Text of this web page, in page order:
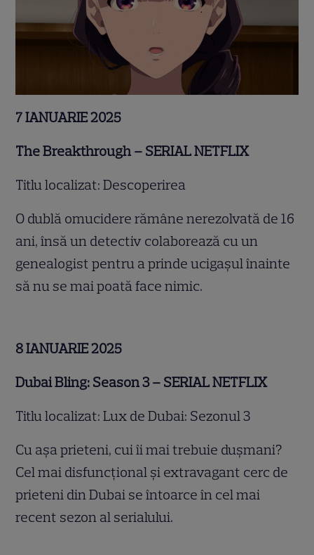
7 IANUARIE 2025
The Breakthrough – SERIAL NETFLIX
Titlu localizat: Descoperirea
O dublă omucidere rămâne nerezolvată de 16
ani, însă un detectiv colaborează cu un
genealogist pentru a prinde ucigașul înainte
să nu se mai poată face nimic.
8 IANUARIE 2025
Dubai Bling: Season 3 – SERIAL NETFLIX
Titlu localizat: Lux de Dubai: Sezonul 3
Cu așa prieteni, cui îi mai trebuie dușmani?
Cel mai disfuncțional și extravagant cerc de
prieteni din Dubai se întoarce în cel mai
recent sezon al serialului.